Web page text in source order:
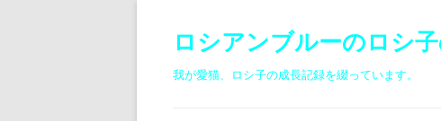
ロシアンブルーのロシ
我が愛猫、ロシ子の成長記録を綴っています。